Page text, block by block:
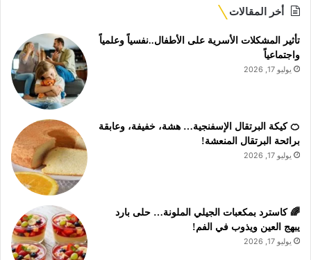
أخر المقالات
تأثير المشكلات الأسرية على الأطفال..نفسياً وعلمياً
واجتماعياً
يوليو 17, 2026
🍊 كيكة البرتقال الإسفنجية… هشة، خفيفة، وعابقة
برائحة البرتقال المنعشة!
يوليو 17, 2026
🌈 كاسترد بمكعبات الجيلي الملونة… حلى بارد
يبهج العين ويذوب في الفم!
يوليو 17, 2026